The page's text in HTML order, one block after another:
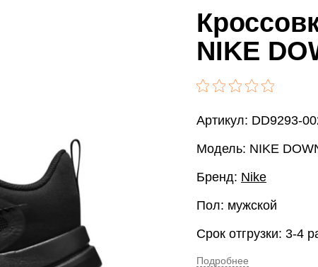
NIKE
Артикул: DD9293-
Модель: NIKE
Бренд: Nike
Пол: мужской
Срок отгрузки: 3-4
Подробнее